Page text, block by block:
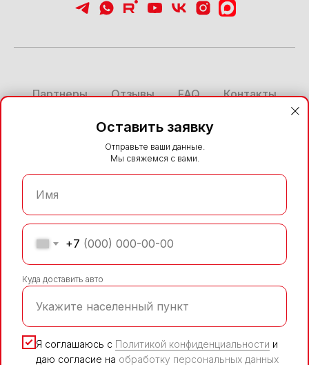
Оставить заявку
Отправьте ваши данные.
Мы свяжемся с вами.
Имя
+7
Куда доставить авто
Укажите населенный пункт
Я соглашаюсь с Политикой конфиденциальности и
даю согласие на обработку персональных данных
Партнеры Отзывы FAQ
Контакты
Политика конфиденциальности
Согласие на обработку персональных данных
НАВЕРХ
Данный интернет-сайт носит исключительно
не является публичной офертой, определяемой
положениями статьи 437 Гражданского кодекса
Российской Федерации. Для получения подробной